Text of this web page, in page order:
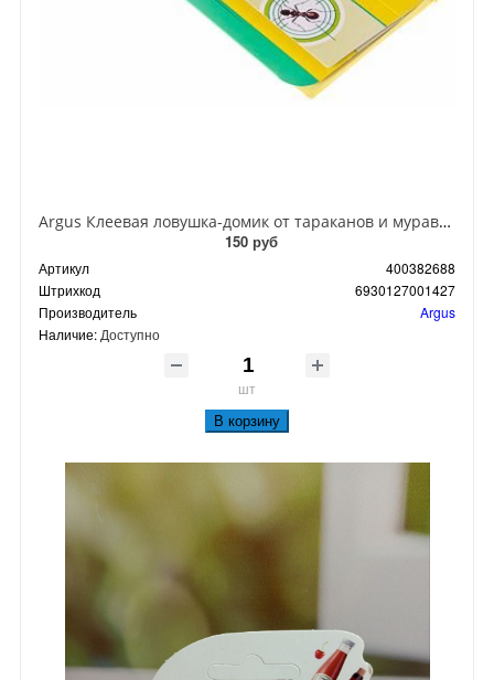
Argus Клеевая ловушка-домик от тараканов и муравьев
150 руб
Артикул
400382688
Штрихкод
6930127001427
Производитель
Argus
Наличие: Доступно
шт
В корзину